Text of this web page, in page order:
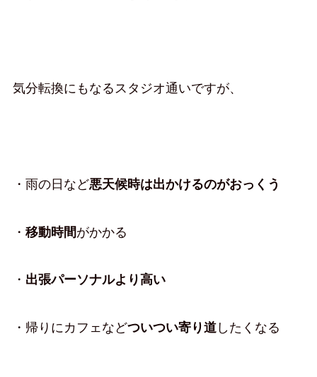
気分転換にもなるスタジオ通いですが、
・雨の日など悪天候時は出かけるのがおっくう
・ 移動時間がかかる
・ 出張パーソナルより高い
・帰りにカフェなどついつい寄り道したくなる